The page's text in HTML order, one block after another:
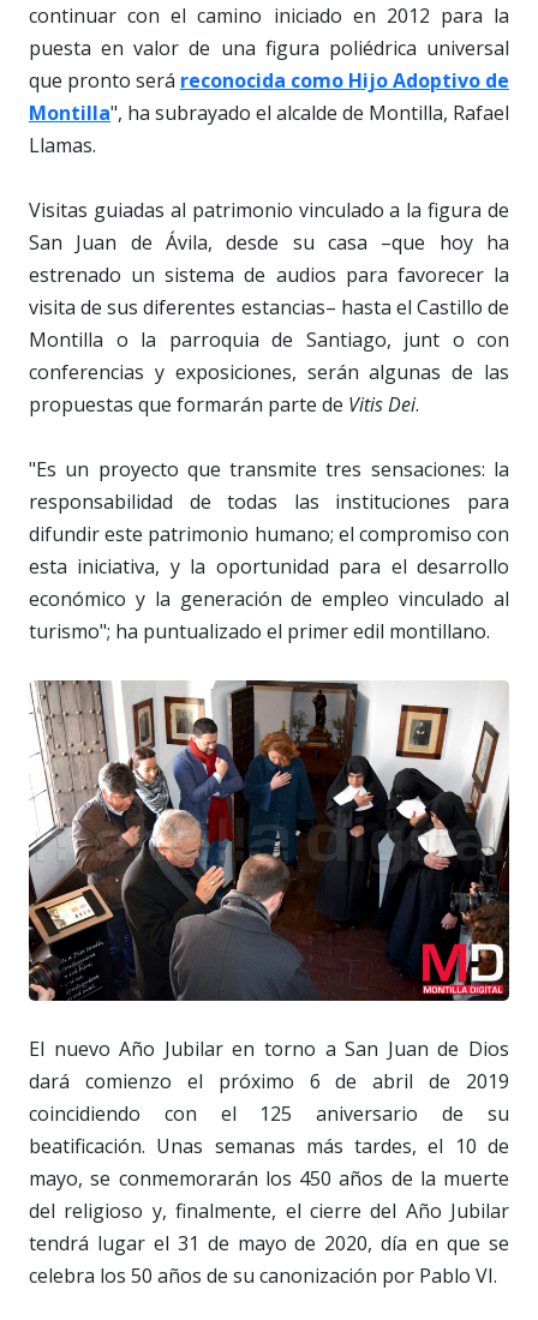
continuar con el camino iniciado en 2012 para la
puesta en valor de una figura poliédrica universal
que pronto será reconocida como Hijo Adoptivo de
Montilla", ha subrayado el alcalde de Montilla, Rafael
Llamas.
Visitas guiadas al patrimonio vinculado a la figura de
San Juan de Ávila, desde su casa –que hoy ha
estrenado un sistema de audios para favorecer la
visita de sus diferentes estancias– hasta el Castillo de
Montilla o la parroquia de Santiago, junt o con
conferencias y exposiciones, serán algunas de las
propuestas que formarán parte de Vitis Dei.
"Es un proyecto que transmite tres sensaciones: la
responsabilidad de todas las instituciones para
difundir este patrimonio humano; el compromiso con
esta iniciativa, y la oportunidad para el desarrollo
económico y la generación de empleo vinculado al
turismo"; ha puntualizado el primer edil montillano.
El nuevo Año Jubilar en torno a San Juan de Dios
dará comienzo el próximo 6 de abril de 2019
coincidiendo con el 125 aniversario de su
beatificación. Unas semanas más tardes, el 10 de
mayo, se conmemorarán los 450 años de la muerte
del religioso y, finalmente, el cierre del Año Jubilar
tendrá lugar el 31 de mayo de 2020, día en que se
celebra los 50 años de su canonización por Pablo VI.